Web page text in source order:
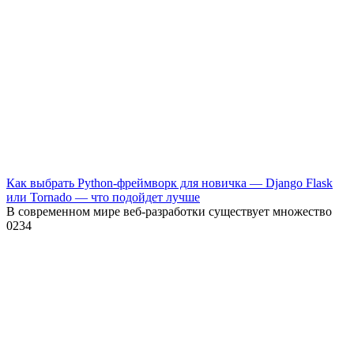
Как выбрать Python-фреймворк для новичка — Django Flask
или Tornado — что подойдет лучше
В современном мире веб-разработки существует множество
0234